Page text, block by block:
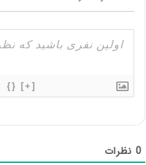
{} [+]
0 نظرات